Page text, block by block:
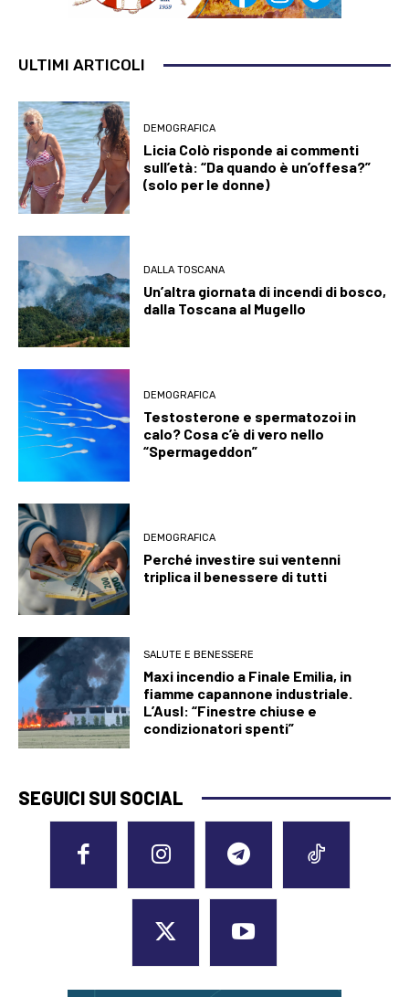
ULTIMI ARTICOLI
DEMOGRAFICA
Licia Colò risponde ai commenti
sull’età: “Da quando è un’offesa?”
(solo per le donne)
DALLA TOSCANA
Un’altra giornata di incendi di bosco,
dalla Toscana al Mugello
DEMOGRAFICA
Testosterone e spermatozoi in
calo? Cosa c’è di vero nello
“Spermageddon”
DEMOGRAFICA
Perché investire sui ventenni
triplica il benessere di tutti
SALUTE E BENESSERE
Maxi incendio a Finale Emilia, in
fiamme capannone industriale.
L’Ausl: “Finestre chiuse e
condizionatori spenti”
SEGUICI SUI SOCIAL